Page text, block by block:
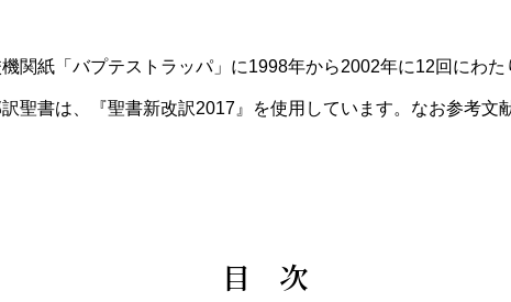
関紙「バプテストラッパ」に1998年から2002年に12回にわた
聖書は、『聖書新改訳2017』を使用しています。なお参考文
目 次